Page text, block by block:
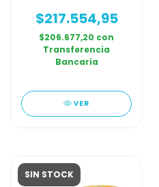
$217.554,95
$206.677,20 con
Transferencia
Bancaria
VER
SIN STOCK